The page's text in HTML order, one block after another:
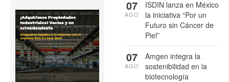
ISDIN lanza en México
la iniciativa “Por un
Futuro sin Cáncer de
Piel”
07
AGO
Amgen integra la
sostenibilidad en la
biotecnología
07
AGO